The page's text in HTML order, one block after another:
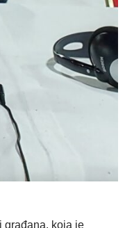
građana, koja je